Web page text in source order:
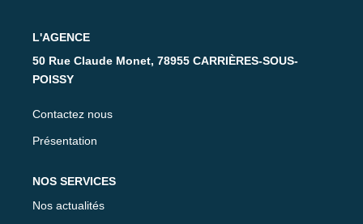
L'AGENCE
50 Rue Claude Monet, 78955 CARRIÈRES-SOUS-
POISSY
Contactez nous
Présentation
NOS SERVICES
Nos actualités